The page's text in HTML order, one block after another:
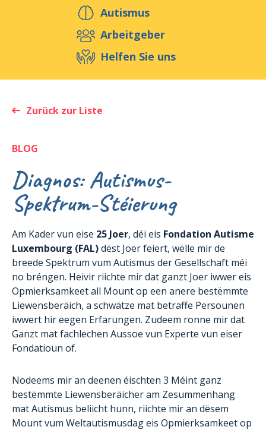
Helfen Sie uns
Veranstaltungen Publikationen
Autismus
Arbeitgeber
Helfen Sie uns
Zurück zur Liste
BLOG
Diagnos: Autismus-
Spektrum-Stéierung
Am Kader vun eise 25 Joer, déi eis Fondation Autisme
Luxembourg (FAL)dëst Joer feiert, wëlle mir de
breede Spektrum vum Autismus der Gesellschaft méi
no bréngen. Heivir riichte mir dat ganzt Joer iwwer eis
Opmierksamkeet all Mount op een anere bestëmmte
Liewensberäich, a schwätze mat betraffe Persounen
iwwert hir eegen Erfarungen. Zudeem ronne mir dat
Ganzt mat fachlechen Aussoe vun Experte vun eiser
Fondatioun of.
Nodeems mir an deenen éischten 3 Méint ganz
bestëmmte Liewensberäicher am Zesummenhang
mat Autismus beliicht hunn, riichte mir an dësem
Mount vum Weltautismusdag eis Opmierksamkeet op